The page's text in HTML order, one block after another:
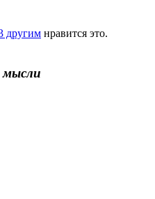
другим нравится это.
мысли